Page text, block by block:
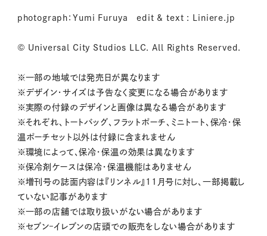
photograph：Yumi Furuya edit & text : Liniere.jp
© Universal City Studios LLC. All Rights Reserved.
※一部の地域では発売日が異なります
※デザイン・サイズは予告なく変更になる場合があります
※実際の付録のデザインと画像は異なる場合があります
※それぞれ、トートバッグ、フラットポーチ、ミニトート、保冷・保
温ポーチセット以外は付録に含まれません
※環境によって、保冷・保温の効果は異なります
※保冷剤ケースは保冷・保温機能はありません
※増刊号の誌面内容は『リンネル』11月号に対し、一部掲載し
ていない記事があります
※一部の店舗では取り扱いがない場合があります
※セブン‒イレブンの店頭での販売をしない場合があります